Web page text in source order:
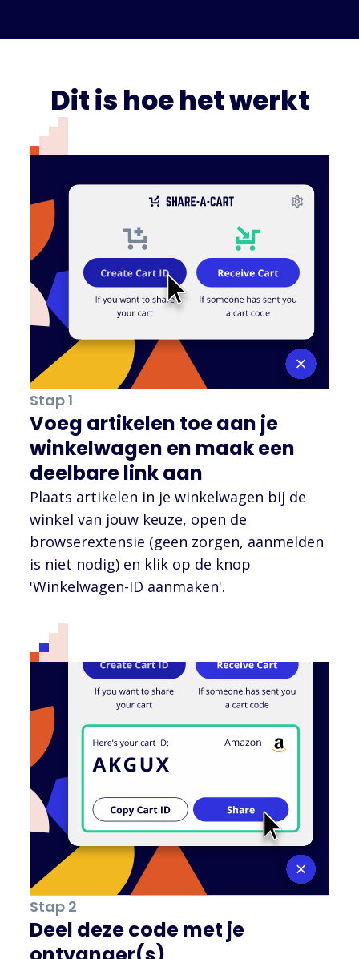
Dit is hoe het werkt
Stap 1
Voeg artikelen toe aan je
winkelwagen en maak een
deelbare link aan
Plaats artikelen in je winkelwagen bij de
winkel van jouw keuze, open de
browserextensie (geen zorgen, aanmelden
is niet nodig) en klik op de knop
'Winkelwagen-ID aanmaken'.
Stap 2
Deel deze code met je